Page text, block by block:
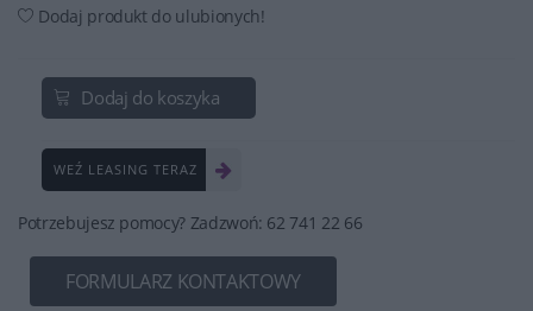
Dodaj produkt do ulubionych!
Dodaj do koszyka
WEŹ LEASING TERAZ
Potrzebujesz pomocy? Zadzwoń: 62 741 22 66
FORMULARZ KONTAKTOWY